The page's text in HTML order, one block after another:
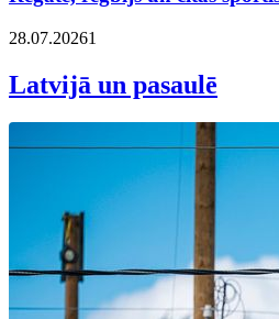
28.07.20261
Latvijā un pasaulē